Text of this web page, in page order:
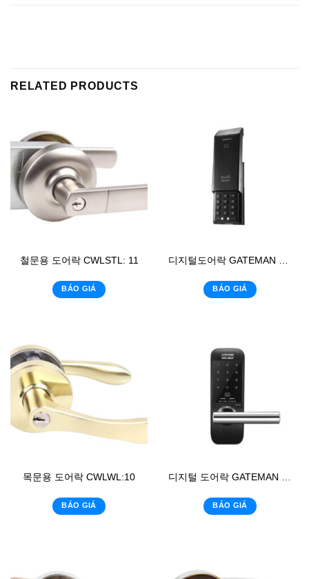
RELATED PRODUCTS
철문용 도어락 CWLSTL: 11
BÁO GIÁ
디지털도어락 GATEMAN WK-20
BÁO GIÁ
목문용 도어락 CWLWL:10
BÁO GIÁ
디지털 도어락 GATEMAN WG-100
BÁO GIÁ